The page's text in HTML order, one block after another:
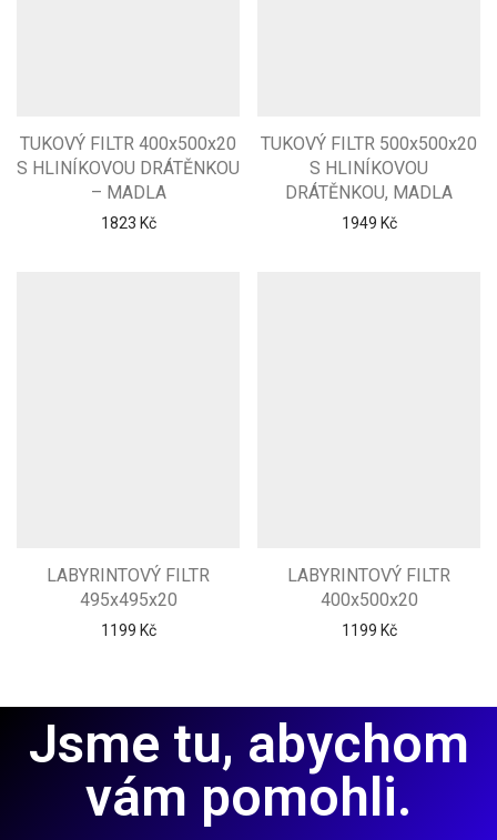
TUKOVÝ FILTR 400x500x20
S HLINÍKOVOU DRÁTĚNKOU
– MADLA
1823 Kč
TUKOVÝ FILTR 500x500x20
S HLINÍKOVOU
DRÁTĚNKOU, MADLA
1949 Kč
LABYRINTOVÝ FILTR
495x495x20
1199 Kč
LABYRINTOVÝ FILTR
400x500x20
1199 Kč
Jsme tu, abychom
vám pomohli.